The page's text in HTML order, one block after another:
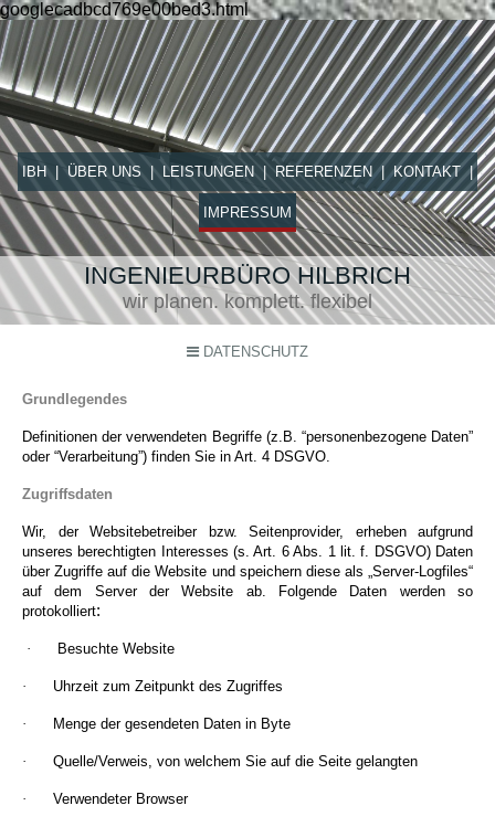
googlecadbcd769e00bed3.html
IBH ÜBER UNS LEISTUNGEN REFERENZEN KONTAKT
IMPRESSUM
INGENIEURBÜRO HILBRICH
wir planen. komplett. flexibel
DATENSCHUTZ
Grundlegendes
Definitionen der verwendeten Begriffe (z.B. “personenbezogene Daten”
oder “Verarbeitung”) finden Sie in Art. 4 DSGVO.
Zugriffsdaten
Wir, der Websitebetreiber bzw. Seitenprovider, erheben aufgrund
unseres berechtigten Interesses (s. Art. 6 Abs. 1 lit. f. DSGVO) Daten
über Zugriffe auf die Website und speichern diese als „Server-Logfiles“
auf dem Server der Website ab. Folgende Daten werden so
protokolliert:
· Besuchte Website
· Uhrzeit zum Zeitpunkt des Zugriffes
· Menge der gesendeten Daten in Byte
· Quelle/Verweis, von welchem Sie auf die Seite gelangten
· Verwendeter Browser